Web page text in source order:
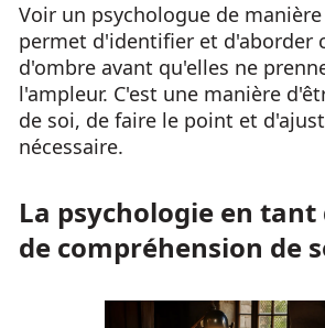
Voir un psychologue de
permet d'identifier et d'aborder
d'ombre avant qu'elles ne
l'ampleur. C'est une manière
de soi, de faire le point et
nécessaire.
La psychologie en
de compréhension de